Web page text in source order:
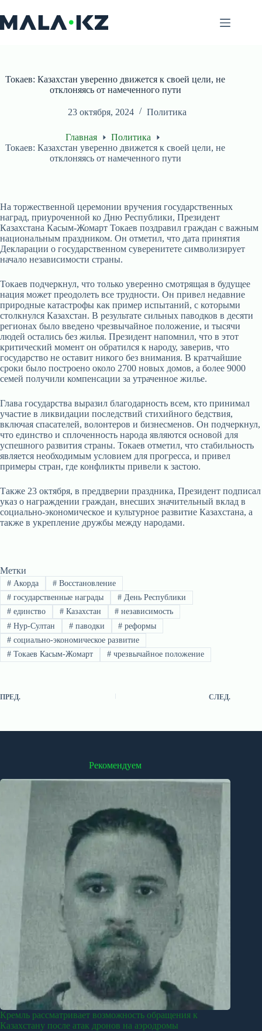
к
сути
Токаев: Казахстан уверенно движется к своей цели, не
отклоняясь от намеченного пути
23 октября, 2024 Политика
Главная
Политика
Токаев: Казахстан уверенно движется к своей цели, не
отклоняясь от намеченного пути
На торжественной церемонии вручения государственных
наград, приуроченной ко Дню Республики, Президент
Казахстана Касым-Жомарт Токаев поздравил граждан с важным
национальным праздником. Он отметил, что дата принятия
Декларации о государственном суверенитете символизирует
начало независимости страны.
Токаев подчеркнул, что только уверенно смотрящая в будущее
нация может преодолеть все трудности. Он привел недавние
природные катастрофы как пример испытаний, с которыми
столкнулся Казахстан. В результате сильных паводков в десяти
регионах было введено чрезвычайное положение, и тысячи
людей остались без жилья. Президент напомнил, что в этот
критический момент он обратился к народу, заверив, что
государство не оставит никого без внимания. В кратчайшие
сроки было построено около 2700 новых домов, а более 9000
семей получили компенсации за утраченное жилье.
Глава государства выразил благодарность всем, кто принимал
участие в ликвидации последствий стихийного бедствия,
включая спасателей, волонтеров и бизнесменов. Он подчеркнул,
что единство и сплоченность народа являются основой для
успешного развития страны. Токаев отметил, что стабильность
является необходимым условием для прогресса, и привел
примеры стран, где конфликты привели к застою.
Также 23 октября, в преддверии праздника, Президент подписал
указ о награждении граждан, внесших значительный вклад в
социально-экономическое и культурное развитие Казахстана, а
также в укрепление дружбы между народами.
Метки
#Акорда #Восстановление
#государственные награды #День Республики
#единство #Казахстан # независимость
#Нур-Султан #паводки # реформы
#социально-экономическое развитие
#Токаев Касым-Жомарт #чрезвычайное положение
ПРЕД. СЛЕД.
Рекомендуем
Кремль рассматривает возможность обращения к
Казахстану после атак дронов на аэродромы